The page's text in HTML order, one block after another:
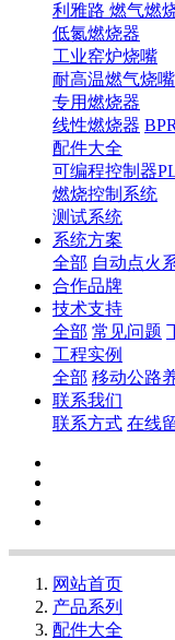
利雅路 燃气燃
低氮燃烧器
工业窑炉烧嘴
耐高温燃气烧嘴
专用燃烧器
线性燃烧器
配件大全
可编程控制器
燃烧控制系统
测试系统
系统方案
全部 自动点火
合作品牌
技术支持
全部 常见问题
工程实例
全部 移动公路
联系我们
联系方式 在线
网站首页
产品系列
配件大全